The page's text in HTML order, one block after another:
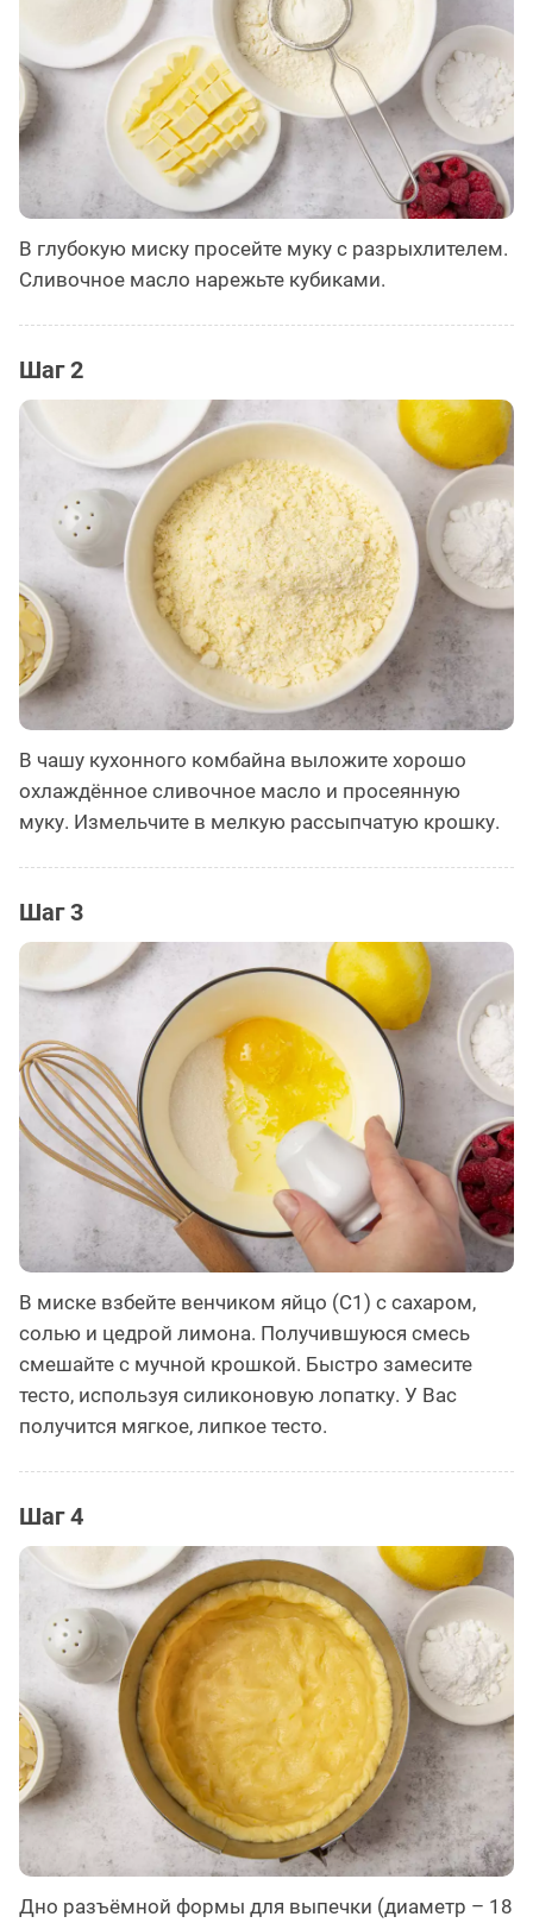
В глубокую миску просейте муку с разрыхлителем.
Сливочное масло нарежьте кубиками.
Шаг 2
В чашу кухонного комбайна выложите хорошо
охлаждённое сливочное масло и просеянную
муку. Измельчите в мелкую рассыпчатую крошку.
Шаг 3
В миске взбейте венчиком яйцо (С1) с сахаром,
солью и цедрой лимона. Получившуюся смесь
смешайте с мучной крошкой. Быстро замесите
тесто, используя силиконовую лопатку. У Вас
получится мягкое, липкое тесто.
Шаг 4
Дно разъёмной формы для выпечки (диаметр – 18